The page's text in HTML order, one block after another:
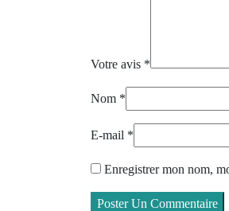
Votre avis *
Nom *
E-mail *
Enregistrer mon nom,
Poster Un Commentaire